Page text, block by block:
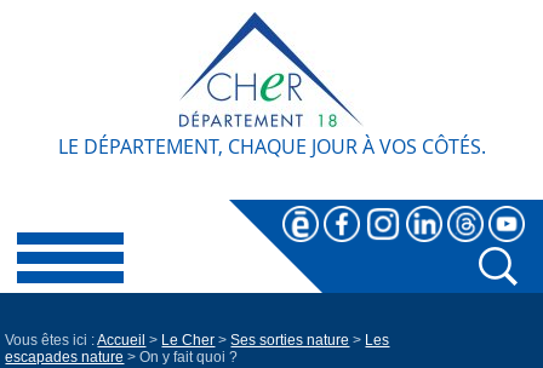
LE DÉPARTEMENT, CHAQUE JOUR À VOS CÔTÉS.
Vous êtes ici :Accueil > Le Cher >Ses sorties nature > Les
escapades nature > On y fait quoi ?